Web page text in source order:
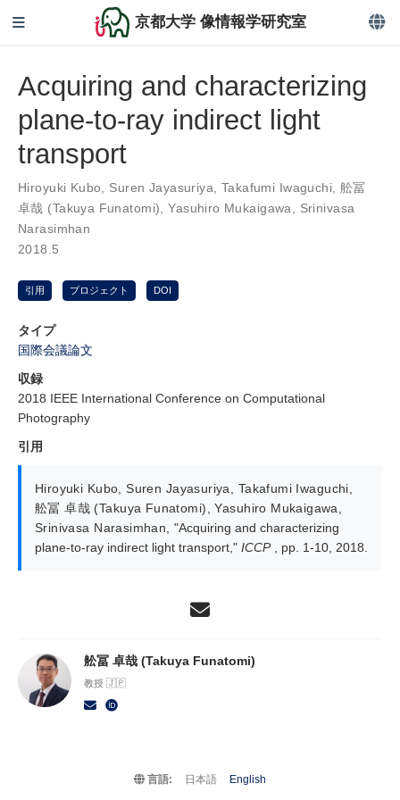
京都大学 像情報学研究室
Acquiring and characterizing
plane-to-ray indirect light
transport
Hiroyuki Kubo Suren Jayasuriya Takafumi Iwaguchi 舩冨
卓哉 (Takuya Funatomi) ,Yasuhiro Mukaigawa
Srinivasa
Narasimhan
2018.5
引用 プロジェクト DOI
タイプ
国際会議論文
収録
2018 IEEE International Conference on Computational
Photography
引用
Hiroyuki Kubo ,Suren Jayasuriya Takafumi Iwaguchi
舩冨 卓哉 (Takuya Funatomi) ,Yasuhiro Mukaigawa
Srinivasa Narasimhan ,"Acquiring and characterizing
plane-to-ray indirect light transport," ICCP, pp. 1-10, 2018.
舩冨 卓哉 (Takuya Funatomi)
教授 🇯🇵
言語: 日本語 English